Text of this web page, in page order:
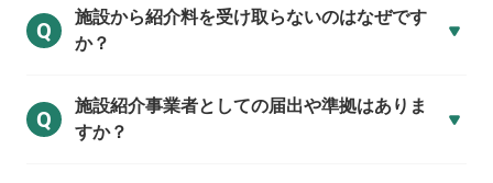
Q
施設から紹介料を受け取らないのはなぜです
か？
Q
施設紹介事業者としての届出や準拠はありま
すか？